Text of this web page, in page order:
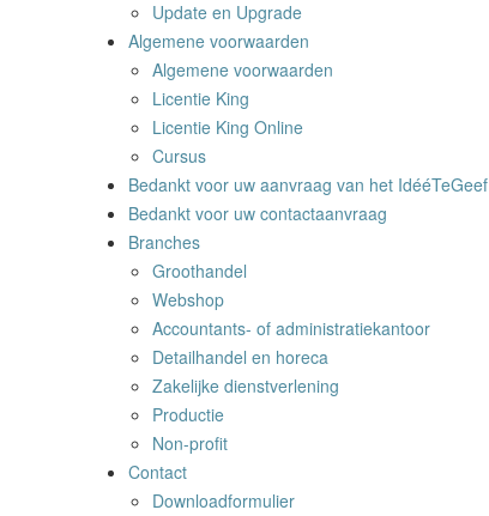
Update en Upgrade
Algemene voorwaarden
Algemene voorwaarden
Licentie King
Licentie King Online
Cursus
Bedankt voor uw aanvraag van het IdééTeGeef
Bedankt voor uw contactaanvraag
Branches
Groothandel
Webshop
Accountants- of administratiekantoor
Detailhandel en horeca
Zakelijke dienstverlening
Productie
Non-profit
Contact
Downloadformulier